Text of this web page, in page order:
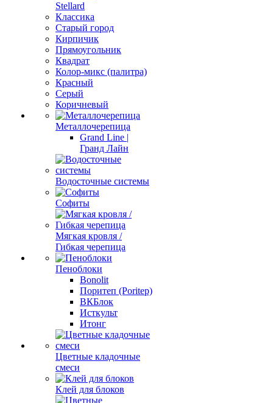
Stellard
Классика
Старый город
Кирпичик
Прямоугольник
Квадрат
Колор-микс (палитра)
Красный
Серый
Коричневый
Металлочерепица
Grand Line |
Гранд Лайн
Водосточные системы
Софиты
Мягкая кровля /
Гибкая черепица
Пеноблоки
Bonolit
Поритеп (Poritep)
ВКБлок
Исткульт
Итонг
Цветные кладочные
смеси
Клей для блоков